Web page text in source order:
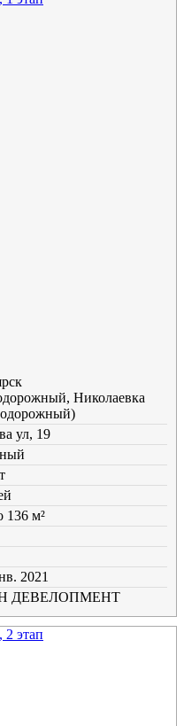
Николаевка
ул, 19
136 м²
2021
ДЕВЕЛОПМЕНТ